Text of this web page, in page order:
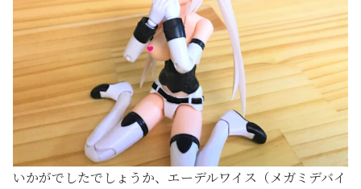
いかがでしたでしょうか、エーデルワイス（メガミデバイ